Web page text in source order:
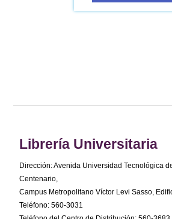
Librería Universitaria
Dirección: Avenida Universidad Tecnológica
Centenario,
Campus Metropolitano Víctor Levi Sasso,
Teléfono: 560-3031